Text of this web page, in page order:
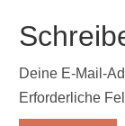
Deine E-Mail-
Erforderliche